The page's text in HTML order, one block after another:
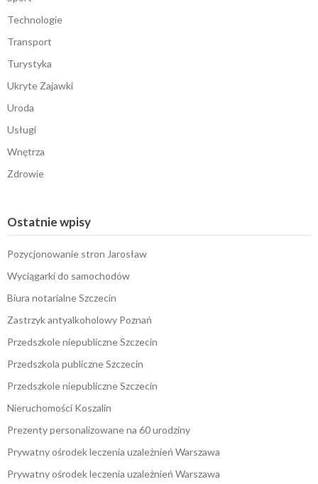
Technologie
Transport
Turystyka
Ukryte Zajawki
Uroda
Usługi
Wnętrza
Zdrowie
Ostatnie wpisy
Pozycjonowanie stron Jarosław
Wyciągarki do samochodów
Biura notarialne Szczecin
Zastrzyk antyalkoholowy Poznań
Przedszkole niepubliczne Szczecin
Przedszkola publiczne Szczecin
Przedszkole niepubliczne Szczecin
Nieruchomości Koszalin
Prezenty personalizowane na 60 urodziny
Prywatny ośrodek leczenia uzależnień Warszawa
Prywatny ośrodek leczenia uzależnień Warszawa